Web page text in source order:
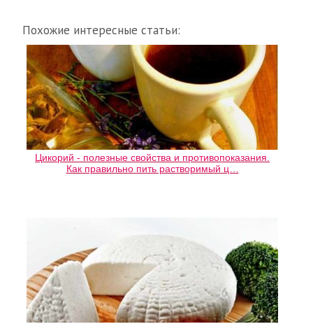
Похожие интересные статьи:
Цикорий - полезные свойства и противопоказания.
Как правильно пить растворимый ц…